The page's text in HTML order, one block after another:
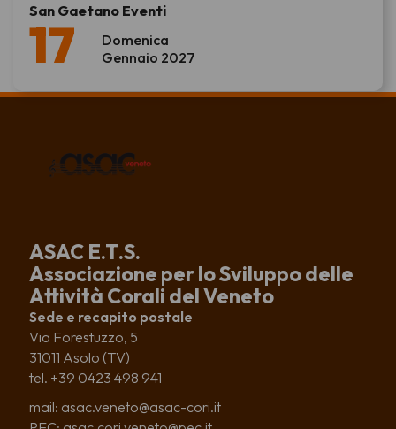
Domenica
17 Gennaio 2027
San Gaetano Eventi
ASAC E.T.S.
Associazione per lo Sviluppo delle
Attività Corali del Veneto
Sede e recapito postale
Via Forestuzzo, 5
31011 Asolo (TV)
tel. +39 0423 498 941
mail: asac.veneto@asac-cori.it